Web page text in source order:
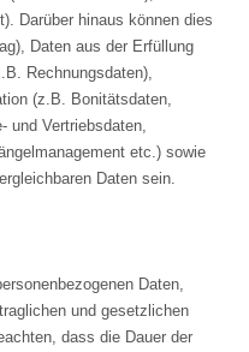
Darüber hinaus können dies
Daten aus der Erfüllung
Rechnungsdaten),
(z.B. Bonitätsdaten,
und Vertriebsdaten,
etc.) sowie
Daten sein.
Daten,
und gesetzlichen
dass die Dauer der